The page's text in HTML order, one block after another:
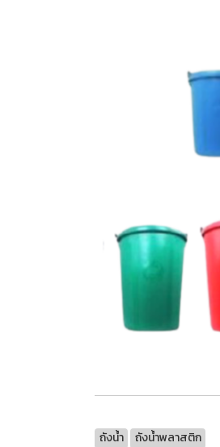
ถังน้ำ ถังน้ำพลาสติก